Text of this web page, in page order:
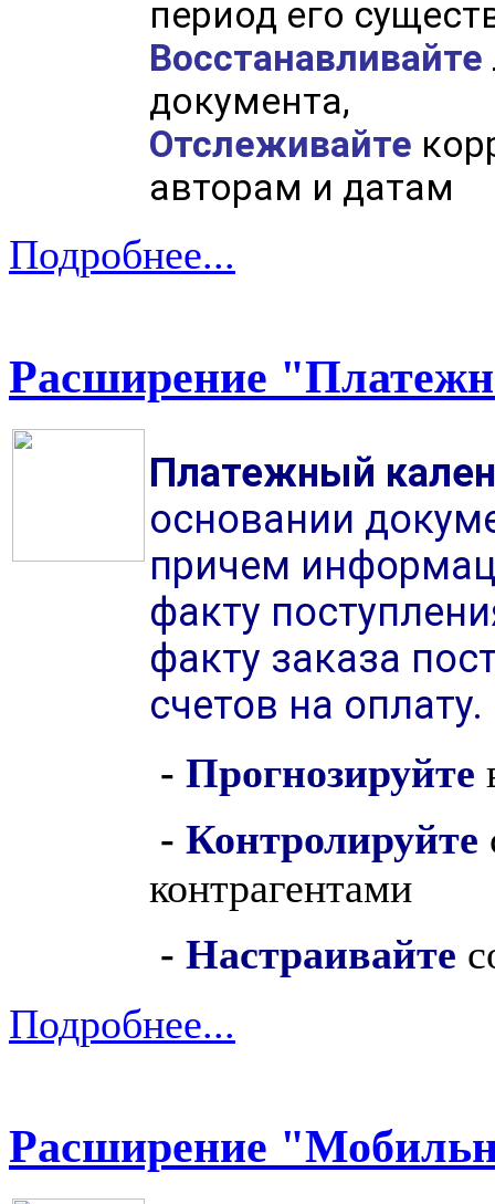
период его
Восстанавливайте
документа,
Отслеживайте
авторам и датам
Подробнее...
Расширение
Платежный
основании
причем
факту
факту заказа
счетов на оплату.
- Прогнозируйте
- Контролируйте
контрагентами
- Настраивайте
Подробнее...
Расширение